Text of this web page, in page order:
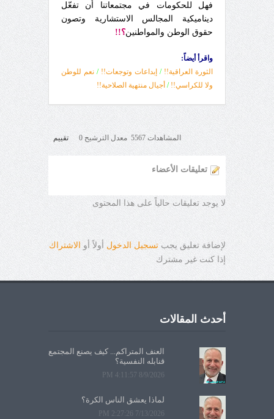
فهل للحكومات في مجتمعاتنا أن تفعّل
ديناميكية المجالس الاستشارية وتصون
حقوق الوطن والمواطنين؟!!
واقرأ أيضاً:
الثورة العراقية!! / إبداعات وتوجعات!! / نعم للوطن
ولا للكراسي!! / أجيال منتهية الصلاحية!!
المشاهدات 5567 معدل الترشيح 0 تقييم
تعليقات الأعضاء
لا يوجد تعليقات حالياً على هذا المحتوى
لإضافة تعليق يجب تسجيل الدخول أولاً أو الاشتراك
إذا كنت غير مشترك
أحدث المقالات
العنف المتراكم... كيف يصنع المجتمع
قنابله النفسية؟
8/9/2026 4:11:57 PM
لماذا يعشق الناس الكرة؟
7/13/2026 2:27:26 PM